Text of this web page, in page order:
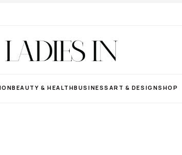
BEAUTY & HEALTHBUSINESS ART & DESIGNSHOP